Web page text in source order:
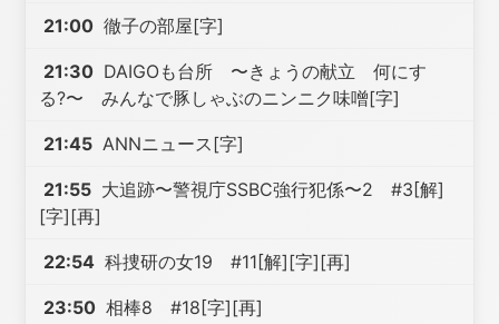
21:00 徹子の部屋[字]
21:30 DAIGOも台所 〜きょうの献立 何にす
る?〜 みんなで豚しゃぶのニンニク味噌[字]
21:45 ANNニュース[字]
21:55 大追跡〜警視庁SSBC強行犯係〜2 #3[解]
[字][再]
22:54 科捜研の女19 #11[解][字][再]
23:50 相棒8 #18[字][再]